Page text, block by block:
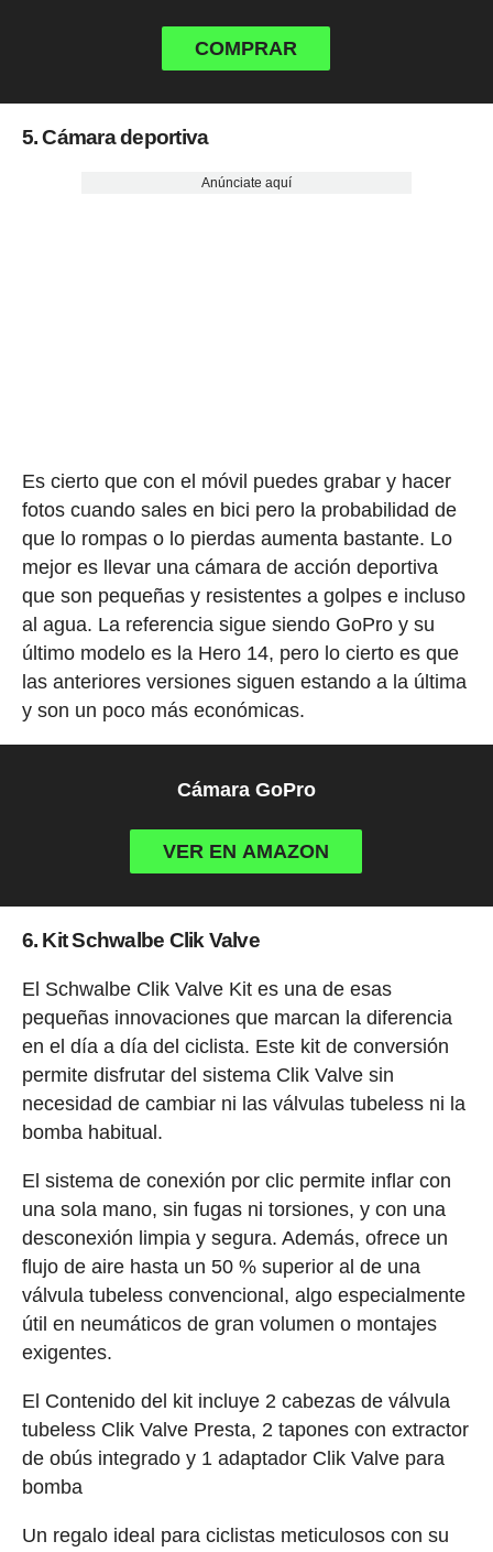
COMPRAR
5. Cámara deportiva
Anúnciate aquí
Es cierto que con el móvil puedes grabar y hacer
fotos cuando sales en bici pero la probabilidad de
que lo rompas o lo pierdas aumenta bastante. Lo
mejor es llevar una cámara de acción deportiva
que son pequeñas y resistentes a golpes e incluso
al agua. La referencia sigue siendo GoPro y su
último modelo es la Hero 14, pero lo cierto es que
las anteriores versiones siguen estando a la última
y son un poco más económicas.
Cámara GoPro
VER EN AMAZON
6. Kit Schwalbe Clik Valve
El Schwalbe Clik Valve Kit es una de esas
pequeñas innovaciones que marcan la diferencia
en el día a día del ciclista. Este kit de conversión
permite disfrutar del sistema Clik Valve sin
necesidad de cambiar ni las válvulas tubeless ni la
bomba habitual.
El sistema de conexión por clic permite inflar con
una sola mano, sin fugas ni torsiones, y con una
desconexión limpia y segura. Además, ofrece un
flujo de aire hasta un 50 % superior al de una
válvula tubeless convencional, algo especialmente
útil en neumáticos de gran volumen o montajes
exigentes.
El Contenido del kit incluye 2 cabezas de válvula
tubeless Clik Valve Presta, 2 tapones con extractor
de obús integrado y 1 adaptador Clik Valve para
bomba
Un regalo ideal para ciclistas meticulosos con su